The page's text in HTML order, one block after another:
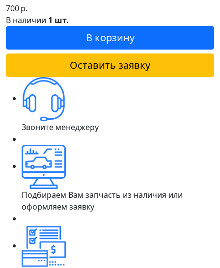
700р.
В наличии 1 шт.
В корзину
Оставить заявку
Звоните менеджеру
Подбираем Вам запчасть из наличия или
оформляем заявку